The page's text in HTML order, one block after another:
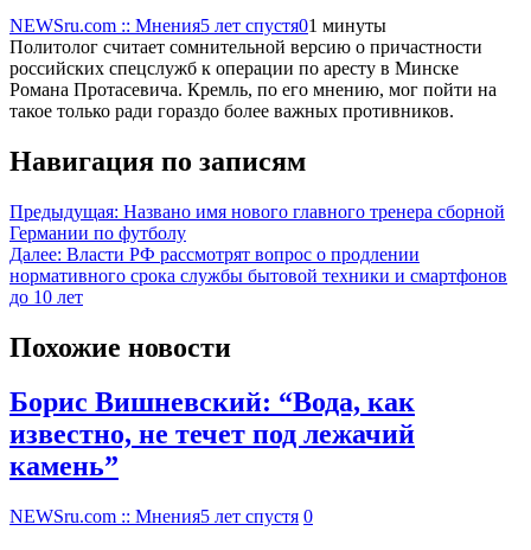
NEWSru.com :: Мнения5 лет спустя01 минуты
Политолог считает сомнительной версию о причастности
российских спецслужб к операции по аресту в Минске
Романа Протасевича. Кремль, по его мнению, мог пойти на
такое только ради гораздо более важных противников.
Навигация по записям
Предыдущая: Названо имя нового главного тренера сборной
Германии по футболу
Далее: Власти РФ рассмотрят вопрос о продлении
нормативного срока службы бытовой техники и смартфонов
до 10 лет
Похожие новости
Борис Вишневский: “Вода, как
известно, не течет под лежачий
камень”
NEWSru.com :: Мнения5 лет спустя 0